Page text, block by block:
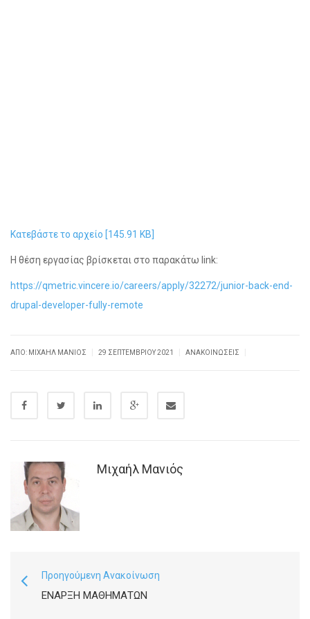
Κατεβάστε το αρχείο [145.91 KB]
Η θέση εργασίας βρίσκεται στο παρακάτω link:
https://qmetric.vincere.io/careers/apply/32272/junior-back-end-
drupal-developer-fully-remote
ΑΠΌ: ΜΙΧΑΉΛ ΜΑΝΙΌΣ 29 ΣΕΠΤΕΜΒΡΊΟΥ 2021 ΑΝΑΚΟΙΝΏΣΕΙΣ
Μιχαήλ Μανιός
Προηγούμενη Ανακοίνωση
ΈΝΑΡΞΗ ΜΑΘΗΜΆΤΩΝ